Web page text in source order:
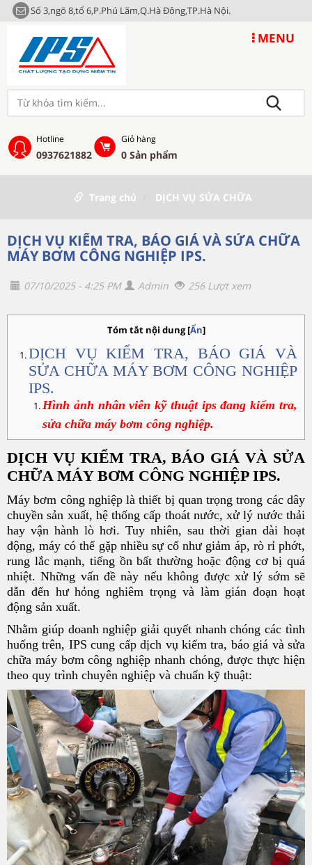
Số 3,ngõ 8,tổ 6,P.Phú Lãm,Q.Hà Đông,TP.Hà Nội.
MENU
Hotline
0937621882
Giỏ hàng
0 Sản phẩm
Trang chủ DỊCH VỤ SỬA CHỮA
DỊCH VỤ KIỂM TRA, BÁO GIÁ VÀ SỬA CHỮA
MÁY BƠM CÔNG NGHIỆP IPS.
07/10/2025 - 4:25 PM Admin 256 Lượt xem
Tóm tắt nội dung[Ẩn]
DỊCH VỤ KIỂM TRA, BÁO GIÁ VÀ
SỬA CHỮA MÁY BƠM CÔNG NGHIỆP
IPS.
Hình ảnh nhân viên kỹ thuật ips đang kiểm tra,
sửa chữa máy bơm công nghiệp.
DỊCH VỤ KIỂM TRA, BÁO GIÁ VÀ SỬA
CHỮA MÁY BƠM CÔNG NGHIỆP IPS.
Máy bơm công nghiệp là thiết bị quan trọng trong các dây
chuyền sản xuất, hệ thống cấp thoát nước, xử lý nước thải
hay vận hành lò hơi. Tuy nhiên, sau thời gian dài hoạt
động, máy có thể gặp nhiều sự cố như giảm áp, rò rỉ phớt,
rung lắc mạnh, tiếng ồn bất thường hoặc động cơ bị quá
nhiệt. Những vấn đề này nếu không được xử lý sớm sẽ
dẫn đến hư hỏng nghiêm trọng và làm gián đoạn hoạt
động sản xuất.
Nhằm giúp doanh nghiệp giải quyết nhanh chóng các tình
huống trên, IPS cung cấp dịch vụ kiểm tra, báo giá và sửa
chữa máy bơm công nghiệp nhanh chóng, được thực hiện
theo quy trình chuyên nghiệp và chuẩn kỹ thuật: